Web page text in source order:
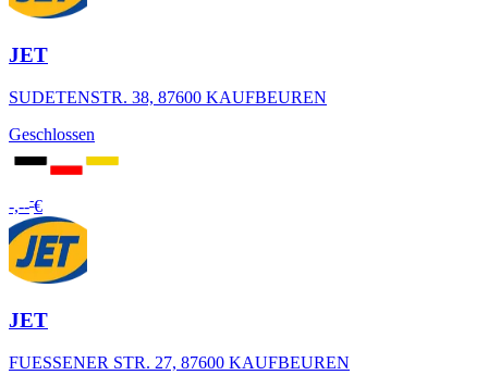
JET
SUDETENSTR. 38, 87600 KAUFBEUREN
Geschlossen
-,---€
JET
FUESSENER STR. 27, 87600 KAUFBEUREN